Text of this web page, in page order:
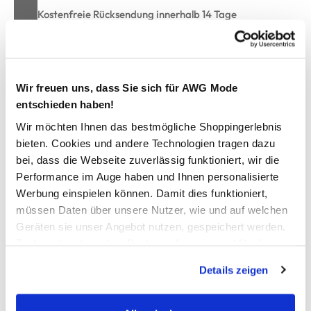
Wir freuen uns, dass Sie sich für AWG Mode
entschieden haben!
Wir möchten Ihnen das bestmögliche Shoppingerlebnis
bieten. Cookies und andere Technologien tragen dazu
bei, dass die Webseite zuverlässig funktioniert, wir die
Performance im Auge haben und Ihnen personalisierte
Werbung einspielen können. Damit dies funktioniert,
müssen Daten über unsere Nutzer, wie und auf welchen
Geräten sie unser Angebot nutzen, gespeichert werden.
werden, werden bei der Nutzung der Webseite auf jeden
Fall gesetzt. Cookies von Drittanbietern für Analyse- oder
Details zeigen
Kostenfreie Rücksendung innerhalb 14 Tage
Kostenlose Filiallieferung in Ihre Wunschfiliale
Zur Wunschliste hinzufügen
Wohndecke 160x200cm
flauschige Wohndecke von Dream House
unifarben gehalten
kuschelig, weiche Qualität
AWG Artikelnummer